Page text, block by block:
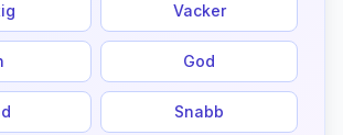
Vacker
God
Snabb